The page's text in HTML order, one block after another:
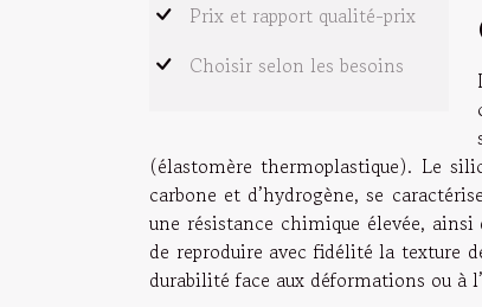
Prix et rapport qualité-prix
Choisir selon les besoins
(élastomère thermoplastique). Le
carbone et d’hydrogène, se
une résistance chimique élevée, ainsi
de reproduire avec fidélité la texture
durabilité face aux déformations ou à